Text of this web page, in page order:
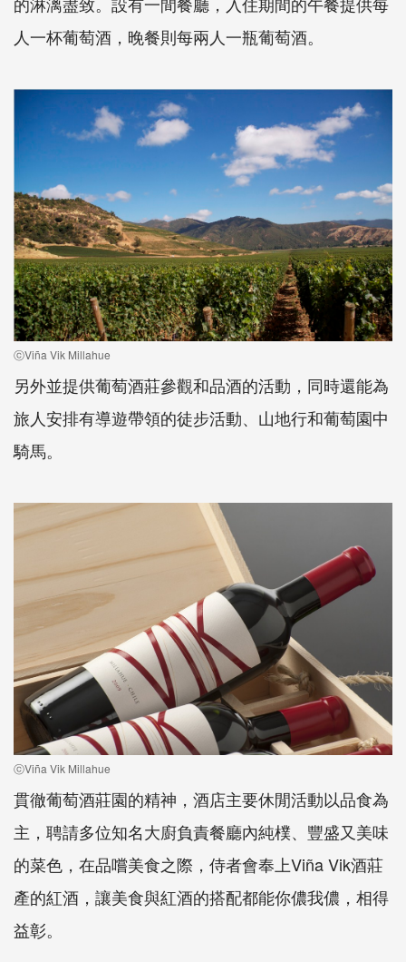
人一杯葡萄酒，晚餐則每兩人一瓶葡萄酒。
ⓒViña Vik Millahue
另外並提供葡萄酒莊參觀和品酒的活動，同時還能為
旅人安排有導遊帶領的徒步活動、山地行和葡萄園中
騎馬。
ⓒViña Vik Millahue
貫徹葡萄酒莊園的精神，酒店主要休閒活動以品食為
主，聘請多位知名大廚負責餐廳內純樸、豐盛又美味
的菜色，在品嚐美食之際，侍者會奉上Viña Vik酒莊
產的紅酒，讓美食與紅酒的搭配都能你儂我儂，相得
益彰。